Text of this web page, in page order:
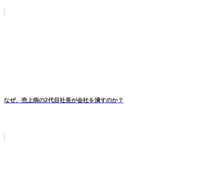
なぜ、売上病の2代目社長が会社を潰すのか？